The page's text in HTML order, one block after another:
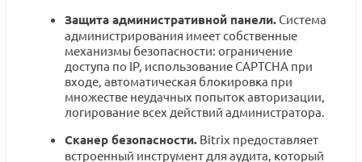
Защита административной панели. Система
администрирования имеет собственные
механизмы безопасности: ограничение
доступа по IP, использование CAPTCHA при
входе, автоматическая блокировка при
множестве неудачных попыток авторизации,
логирование всех действий администратора.
Сканер безопасности. Bitrix предоставляет
встроенный инструмент для аудита, который